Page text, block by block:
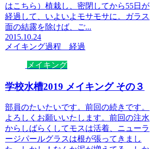
はこちら）植栽し、密閉してから55日が
経過して、いよいよモサモサに。ガラス
面の結露を除けば、ご...
2015.10.24
メイキング過程 経過
メイキング
学校水槽2019 メイキング その３
部員のたいたいです。前回の続きです。
よろしくお願いいたします。前回の注水
からしばらくしてモスは活着、ニューラ
ージパールグラスは根が張ってきまし